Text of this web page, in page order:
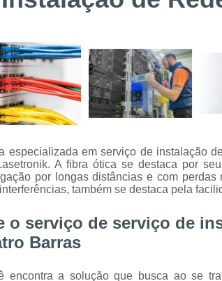
de câmeras
Serviços
técnicos
especializada em serviço de instalação
A fibra ótica se destaca por
por longas distâncias e com
também se destaca pela
o serviço de serviço de
Barras
encontra a solução que busca ao se